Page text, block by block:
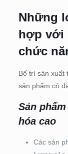
Những
hợp với
chức
Bố trí sản xuất
sản phẩm có
Sản
hóa cao
Các sản